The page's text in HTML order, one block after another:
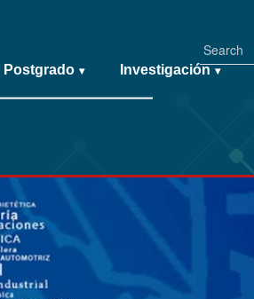
Postgrado ▾ Investigación ▾